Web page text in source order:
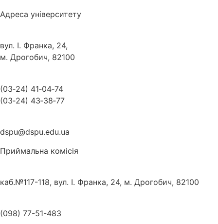
Адреса університету
вул. І. Франка, 24,
м. Дрогобич, 82100
(03‑24) 41‑04‑74
(03‑24) 43‑38‑77
dspu@dspu.edu.ua
Приймальна комісія
каб.№117-118, вул. І. Франка, 24, м. Дрогобич, 82100
(098) 77-51-483